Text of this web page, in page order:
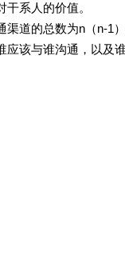
系人的价值。
渠道的总数为n（n-1
该与谁沟通，以及谁